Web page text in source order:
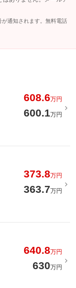
通知されます。無料電話
608.6万円
600.1万円
373.8万円
363.7万円
640.8万円
630万円